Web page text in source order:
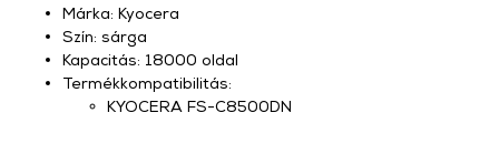
Márka: Kyocera
Szín: sárga
Kapacitás: 18000 oldal
Termékkompatibilitás:
KYOCERA FS-C8500DN